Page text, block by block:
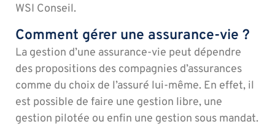
WSI Conseil.
Comment gérer une assurance-vie ?
La gestion d’une assurance-vie peut dépendre
des propositions des compagnies d’assurances
comme du choix de l’assuré lui-même. En effet, il
est possible de faire une gestion libre, une
gestion pilotée ou enfin une gestion sous mandat.